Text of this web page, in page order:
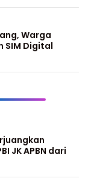
Warga
SIM Digital
JK APBN dari